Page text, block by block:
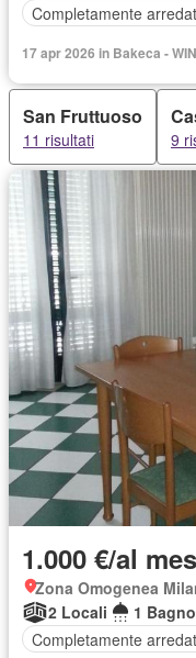
Completamente
17 apr 2026 in Bakeca -
San Fruttuoso
11 risultati 9
1.000 €/al
Zona Omogenea
2 Locali
1 Bagno
Completamente